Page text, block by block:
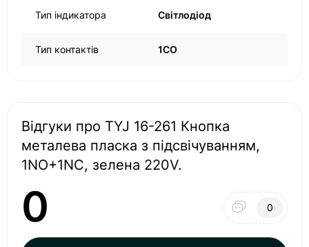
Тип індикатора Світлодіод
Тип контактів 1CO
Відгуки про TYJ 16-261 Кнопка
металева пласка з підсвічуванням,
1NO+1NC, зелена 220V.
0 0